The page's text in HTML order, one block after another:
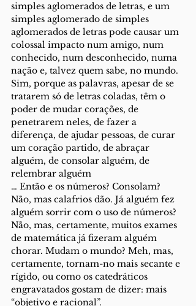
simples aglomerados de letras, e um
simples aglomerado de simples
aglomerados de letras pode causar um
colossal impacto num amigo, num
conhecido, num desconhecido, numa
nação e, talvez quem sabe, no mundo.
Sim, porque as palavras, apesar de se
tratarem só de letras coladas, têm o
poder de mudar corações, de
penetrarem neles, de fazer a
diferença, de ajudar pessoas, de curar
um coração partido, de abraçar
alguém, de consolar alguém, de
relembrar alguém
… Então e os números? Consolam?
Não, mas calafrios dão. Já alguém fez
alguém sorrir com o uso de números?
Não, mas, certamente, muitos exames
de matemática já fizeram alguém
chorar. Mudam o mundo? Meh, mas,
certamente, tornam-no mais secante e
rígido, ou como os catedráticos
engravatados gostam de dizer: mais
“objetivo e racional”.